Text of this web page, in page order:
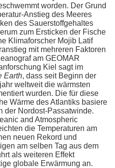
worden. Der Grund
Anstieg des Meeres
des Sauerstoffgehaltes
zum Ersticken der Fische
Klimaforscher Mojib Latif
mit mehreren Faktoren
am GEOMAR
Kiel sagt im
Earth, dass seit Beginn der
weltweit die wärmsten
wurden. Die für diese
Wärme des Atlantiks basiere
der Nordost-Passatwinde.
and Atmospheric
die Temperaturen am
neuen Rekord und
am selben Tag aus dem
als weiteren Effekt
globale Erwärmung an.